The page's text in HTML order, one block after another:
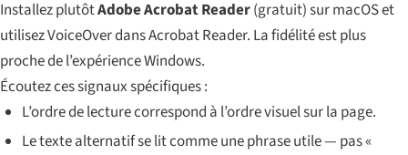
Installez plutôtAdobe Acrobat Reader(gratuit) sur macOS et
utilisez VoiceOver dans Acrobat Reader. La fidélité est plus
proche de l’expérience Windows.
Écoutez ces signaux spécifiques :
L’ordre de lecture correspond à l’ordre visuel sur la page.
Le texte alternatif se lit comme une phrase utile — pas «